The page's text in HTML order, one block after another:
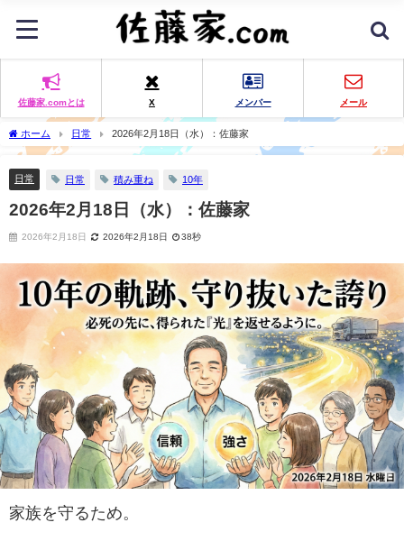
佐藤家.comとは X メンバー メール
ホーム 日常 2026年2月18日（水）：佐藤家
日常 日常 積み重ね 10年
2026年2月18日（水）：佐藤家
2026年2月18日 2026年2月18日 38秒
家族を守るため。